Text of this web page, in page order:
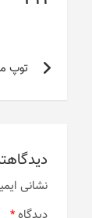
راهبری
نوشته
توپ
نشانی